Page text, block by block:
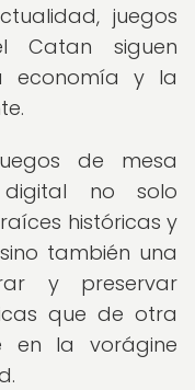
juegos
Catan siguen
economía y la
de mesa
no solo
históricas y
también una
y preservar
que de otra
en la vorágine